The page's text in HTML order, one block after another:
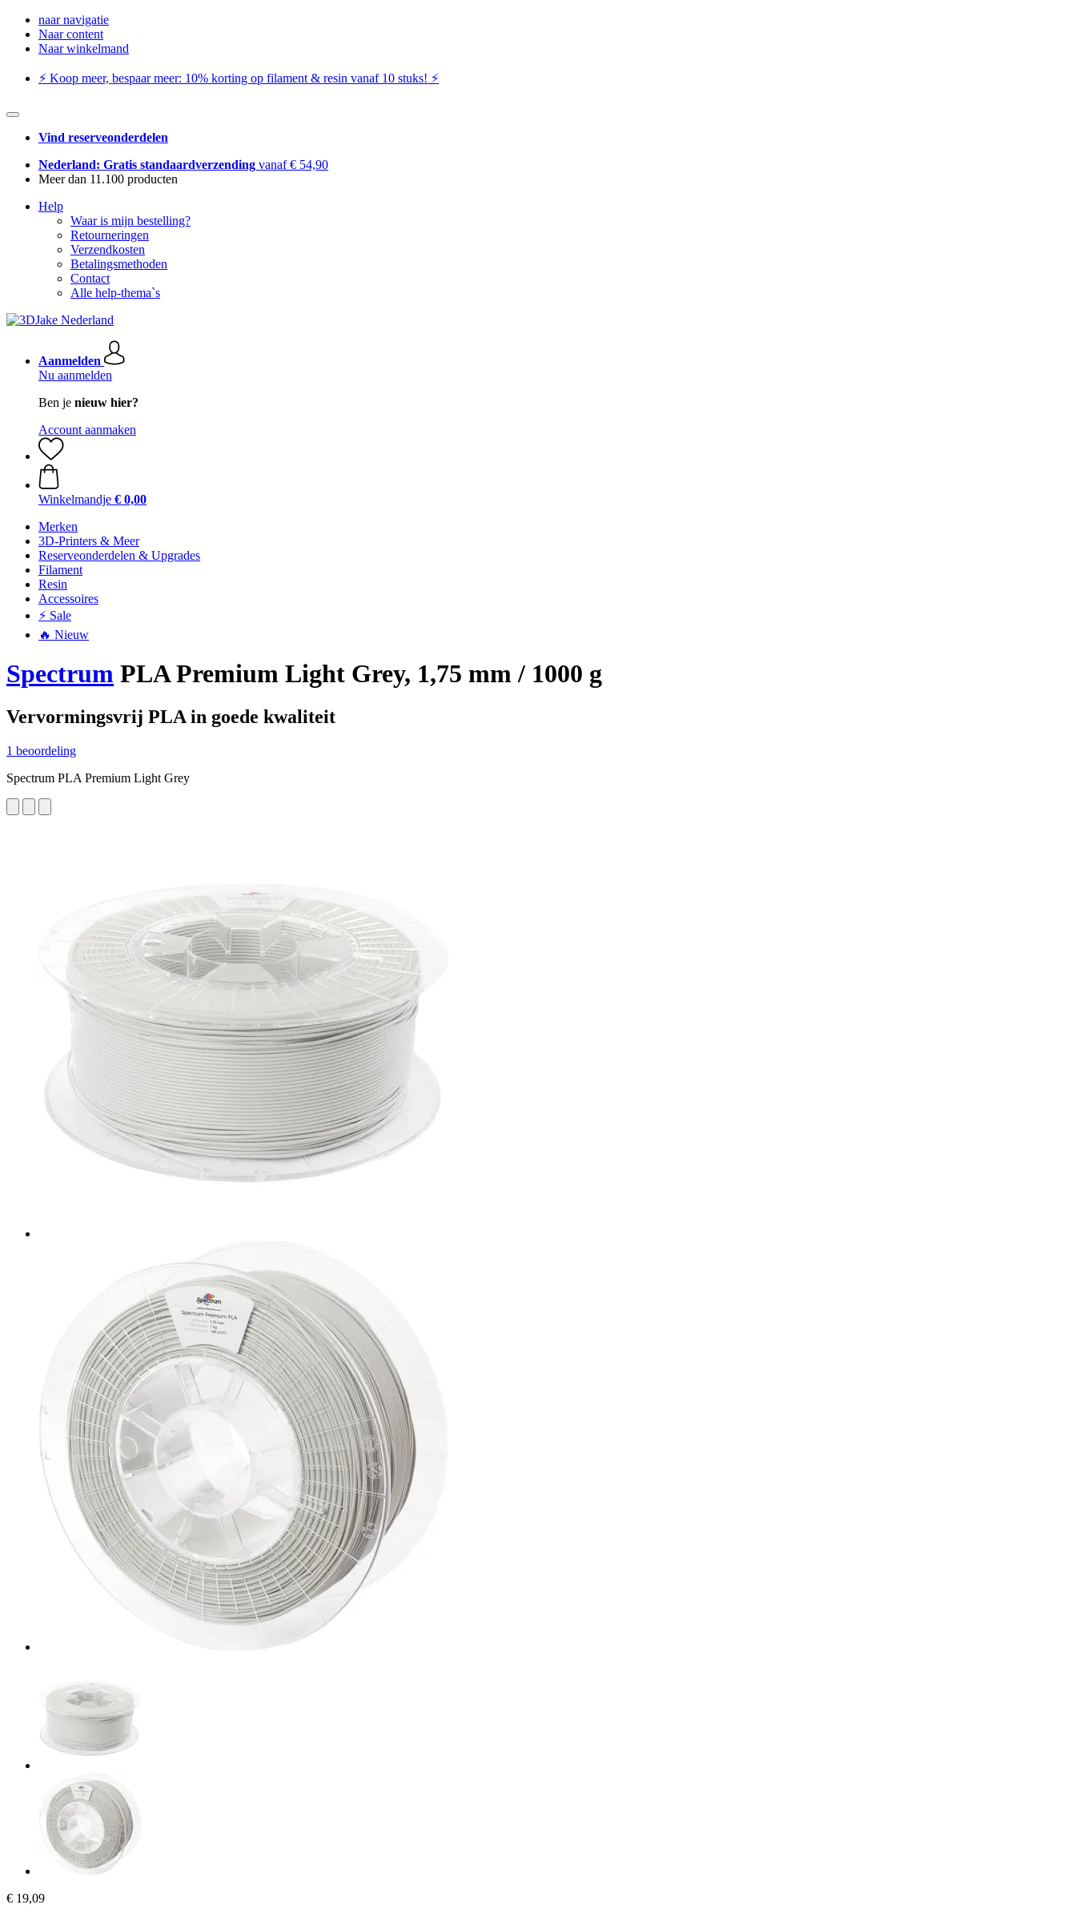
naar navigatie
Naar content
Naar winkelmand
⚡️ Koop meer, bespaar meer: ​​10% korting op filament & resin vanaf 10 stuks! ⚡️
Vind reserveonderdelen
Nederland: Gratis standaardverzending vanaf € 54,90
Meer dan 11.100 producten
Help
Waar is mijn bestelling?
Retourneringen
Verzendkosten
Betalingsmethoden
Contact
Alle help-thema`s
Aanmelden
Nu aanmelden
Ben je nieuw hier?
Account aanmaken
Winkelmandje € 0,00
Merken
3D-Printers & Meer
Reserveonderdelen & Upgrades
Filament
Resin
Accessoires
⚡ Sale
🔥 Nieuw
Spectrum PLA Premium Light Grey, 1,75 mm / 1000 g
Vervormingsvrij PLA in goede kwaliteit
1 beoordeling
Spectrum PLA Premium Light Grey
€ 19,09